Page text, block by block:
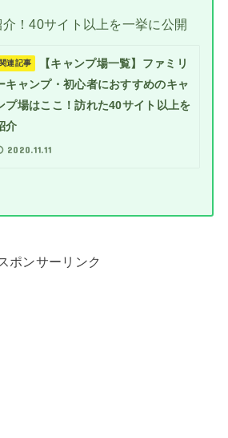
！40サイト以上を一挙に公開
関連記事
【キャンプ場一覧】ファミリ
キャンプ・初心者におすすめのキャ
プ場はここ！訪れた40サイト以上を
介
2020.11.11
ポンサーリンク